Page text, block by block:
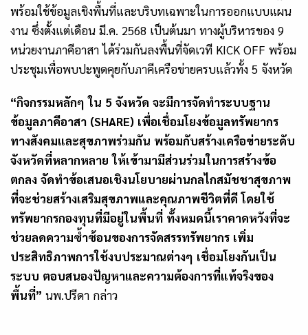
พร้อมใช้ข้อมูลเชิงพื้นที่และบริบทเฉพาะในการออกแบบแผน
งาน ซึ่งตั้งแต่เดือน มี.ค. 2568 เป็นต้นมา ทางผู้บริหารของ 9
หน่วยงานภาคีอาสา ได้ร่วมกันลงพื้นที่จัดเวที KICK OFF พร้อม
ประชุมเพื่อพบปะพูดคุยกับภาคีเครือข่ายครบแล้วทั้ง 5 จังหวัด
“กิจกรรมหลักๆ ใน 5 จังหวัด จะมีการจัดทำระบบฐาน
ข้อมูลภาคีอาสา (SHARE) เพื่อเชื่อมโยงข้อมูลทรัพยากร
ทางสังคมและสุขภาพร่วมกัน พร้อมกับสร้างเครือข่ายระดับ
จังหวัดที่หลากหลาย ให้เข้ามามีส่วนร่วมในการสร้างข้อ
ตกลง จัดทำข้อเสนอเชิงนโยบายผ่านกลไกสมัชชาสุขภาพ
ที่จะช่วยสร้างเสริมสุขภาพและคุณภาพชีวิตที่ดี โดยใช้
ทรัพยากรกองทุนที่มีอยู่ในพื้นที่ ทั้งหมดนี้เราคาดหวังที่จะ
ช่วยลดความซ้ำซ้อนของการจัดสรรทรัพยากร เพิ่ม
ประสิทธิภาพการใช้งบประมาณต่างๆ เชื่อมโยงกันเป็น
ระบบ ตอบสนองปัญหาและความต้องการที่แท้จริงของ
พื้นที่” นพ.ปรีดา กล่าว